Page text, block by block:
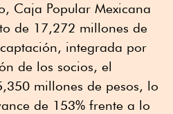
Caja Popular Mexicana
de 17,272 millones de
integrada por
de los socios, el
millones de pesos, lo
de 153% frente a lo